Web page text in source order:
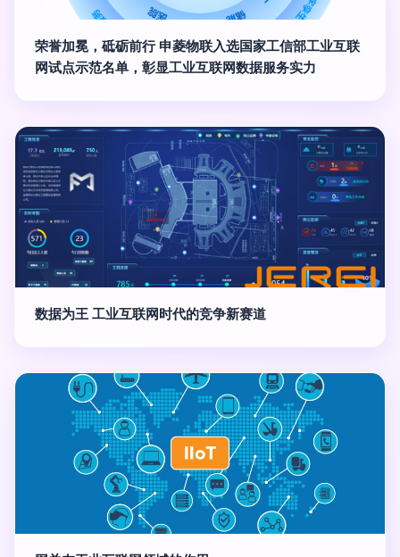
荣誉加冕，砥砺前行 申菱物联入选国家工信部工业互联
网试点示范名单，彰显工业互联网数据服务实力
数据为王 工业互联网时代的竞争新赛道